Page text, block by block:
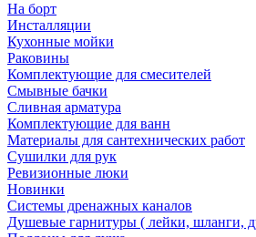
На борт
Инсталляции
Кухонные мойки
Раковины
Комплектующие для смесителей
Смывные бачки
Сливная арматура
Комплектующие для ванн
Материалы для сантехнических работ
Сушилки для рук
Ревизионные люки
Новинки
Системы дренажных каналов
Душевые гарнитуры ( лейки, шланги,